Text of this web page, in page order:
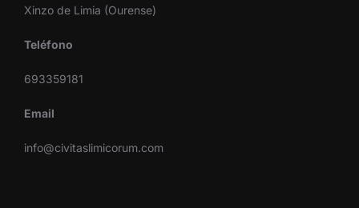
Xinzo de Limia (Ourense)
Teléfono
693359181
Email
info@civitaslimicorum.com